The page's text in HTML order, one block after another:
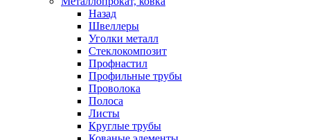
Назад
Швеллеры
Уголки металл
Стеклокомпозит
Профнастил
Профильные трубы
Проволока
Полоса
Листы
Круглые трубы